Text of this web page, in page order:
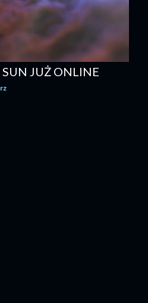
JUŻ ONLINE